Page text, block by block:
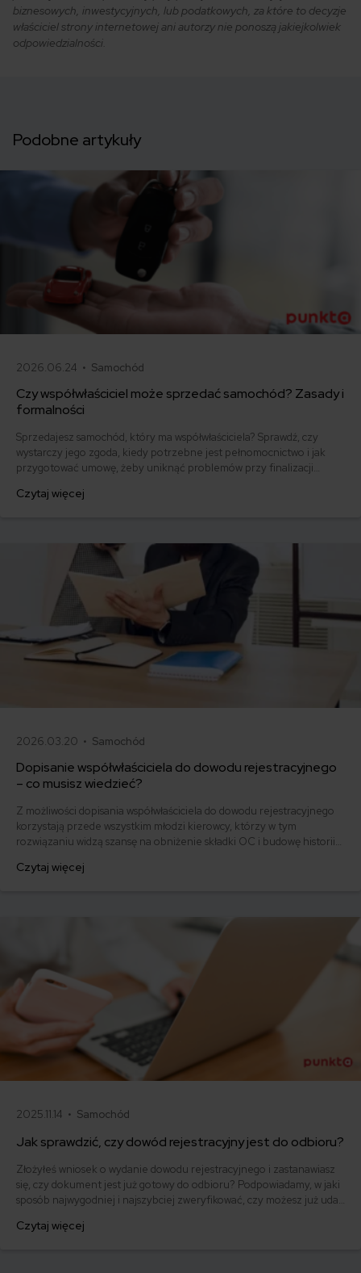
biznesowych, inwestycyjnych, lub podatkowych, za które to decyzje
właściciel strony internetowej ani autorzy nie ponoszą jakiejkolwiek
odpowiedzialności.
Podobne artykuły
2026.06.24 • Samochód
Czy współwłaściciel może sprzedać samochód? Zasady i
formalności
Sprzedajesz samochód, który ma współwłaściciela? Sprawdź, czy
wystarczy jego zgoda, kiedy potrzebne jest pełnomocnictwo i jak
przygotować umowę, żeby uniknąć problemów przy finalizacji
Czytaj więcej
2026.03.20 • Samochód
Dopisanie współwłaściciela do dowodu rejestracyjnego
– co musisz wiedzieć?
Z możliwości dopisania współwłaściciela do dowodu rejestracyjnego
korzystają przede wszystkim młodzi kierowcy, którzy w tym
rozwiązaniu widzą szansę na obniżenie składki OC i budowę historii
urzędzie i ile to kosztuje? Krok po kroku omawiamy formalności,
Czytaj więcej
2025.11.14 • Samochód
Jak sprawdzić, czy dowód rejestracyjny jest do odbioru?
Złożyłeś wniosek o wydanie dowodu rejestracyjnego i zastanawiasz
się, czy dokument jest już gotowy do odbioru? Podpowiadamy, w jaki
sposób najwygodniej i najszybciej zweryfikować, czy możesz już udać
masz na jego odbiór i jaki jest standardowy czas oczekiwania na
Czytaj więcej